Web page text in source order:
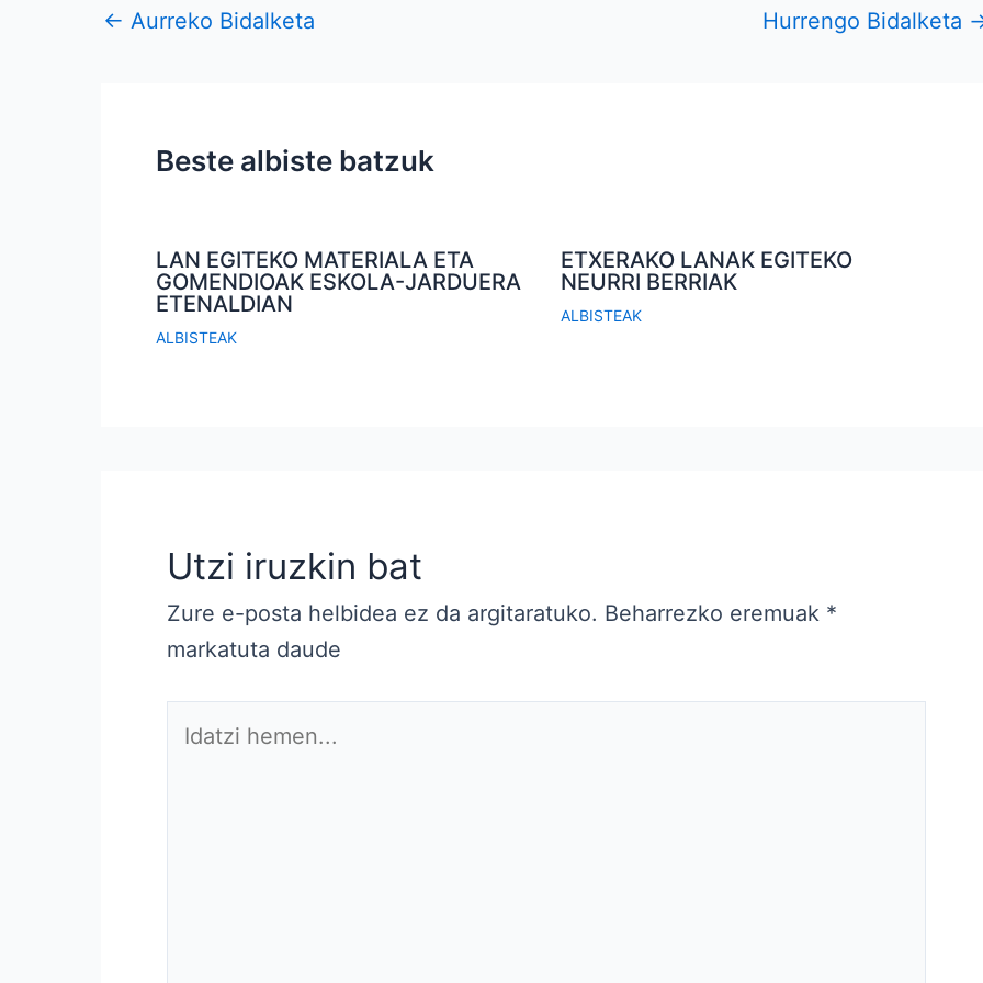
← Aurreko Bidalketa Hurrengo Bidalketa
Beste albiste batzuk
LAN EGITEKO MATERIALA ETA
GOMENDIOAK ESKOLA-JARDUERA
ETENALDIAN
ALBISTEAK
ETXERAKO LANAK EGITEKO
NEURRI BERRIAK
ALBISTEAK
Utzi iruzkin bat
Zure e-posta helbidea ez da argitaratuko. Beharrezko eremuak *
markatuta daude